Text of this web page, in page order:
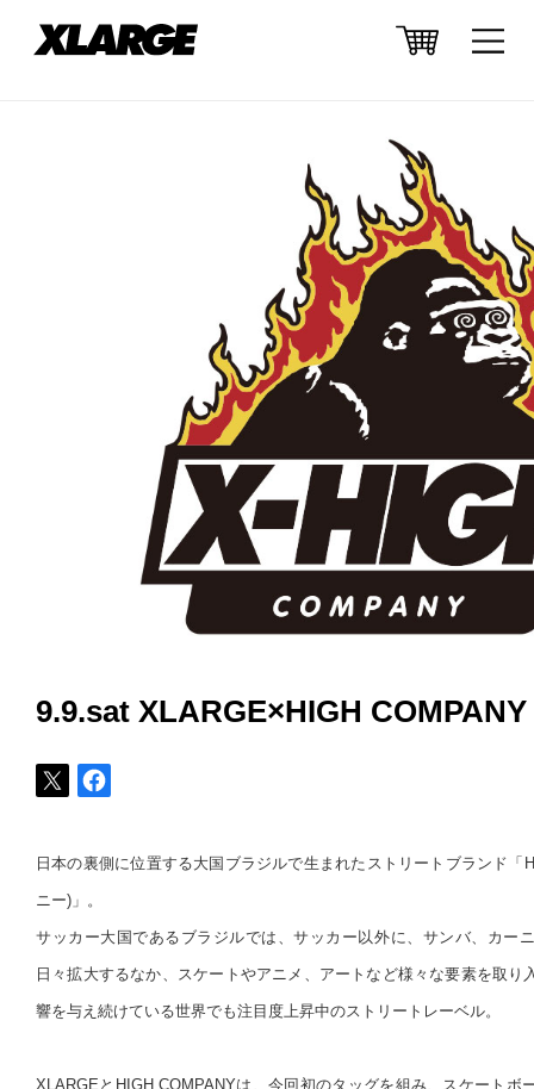
9.9.sat XLARGE×HIGH COMPANY
日本の裏側に位置する大国ブラジルで生まれたストリートブランド「
ニー)」。
サッカー大国であるブラジルでは、サッカー以外に、サンバ、カー
日々拡大するなか、スケートやアニメ、アートなど様々な要素を取り
響を与え続けている世界でも注目度上昇中のストリートレーベル。
XLARGEとHIGH COMPANYは、今回初のタッグを組み、スケートボ